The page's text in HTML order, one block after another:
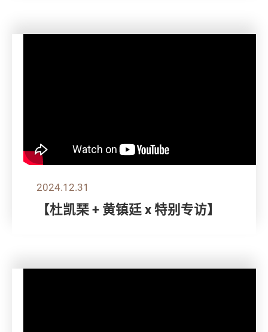
2024.12.31
【杜凯琹 + 黄镇廷 x 特别专访】